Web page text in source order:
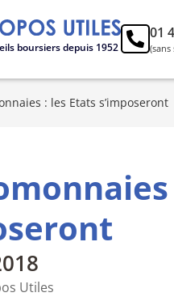
boursiers depuis 1952
01
: les Etats s’imposeront
Utiles